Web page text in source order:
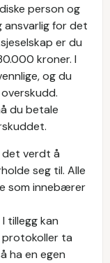
person og
ansvarlig for det
er du
kroner. I
og du
du betale
det verdt å
seg til. Alle
som innebærer
tillegg kan
protokoller ta
ha en egen